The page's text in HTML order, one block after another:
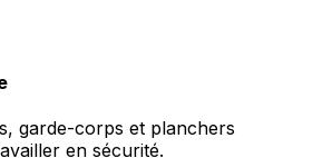
garde-corps et planchers
en sécurité.